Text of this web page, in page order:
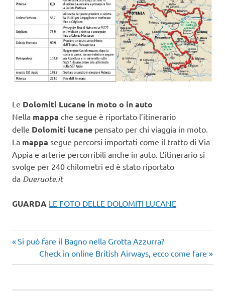
Le Dolomiti Lucane in moto o in auto
Nella mappa che segue è riportato l’itinerario
delle Dolomiti lucane pensato per chi viaggia in moto.
La mappa segue percorsi importati come il tratto di Via
Appia e arterie percorribili anche in auto. L’itinerario si
svolge per 240 chilometri ed è stato riportato
da Dueruote.it
GUARDA LE FOTO DELLE DOLOMITI LUCANE
Navigazione
articoli
Articolo
precedente:
Si può fare il Bagno nella Grotta Azzurra?
Articolo
successivo:
Check in online British Airways, ecco come fare